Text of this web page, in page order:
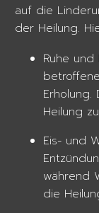
auf die
der Heilung.
Ruhe
Heilung
Eis- und
während
die